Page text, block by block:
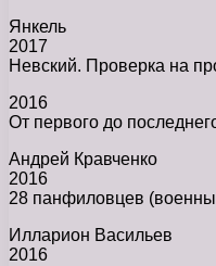
Янкель
2017
Невский. Проверка на
2016
От первого до
Андрей Кравченко
2016
28 панфиловцев
Илларион Васильев
2016